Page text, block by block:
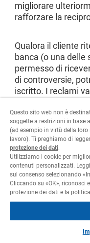
migliorare
rafforzare la
Qualora il cliente
banca (o una delle
permesso di
di controversie,
iscritto. I reclami
della banca,
16, 6900 Lugano,
elettronica
©2026 Cornèr
Area legale
Questo sito web non è
soggette a restrizioni in base
(ad esempio in virtù della
lavoro). Ti preghiamo di
protezione dei dati.
Utilizziamo i cookie per
contenuti personalizzati.
sul consenso selezionando
Cliccando su «OK», riconosci
protezione dei dati e la